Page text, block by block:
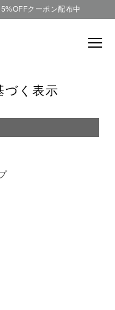
クーポン配布中
づく表示